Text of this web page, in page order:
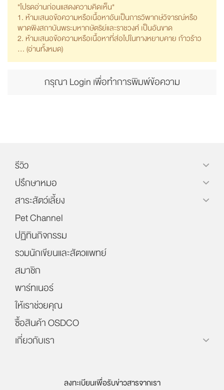
"โปรดอ่านก่อนแสดงความคิดเห็น"
1. ห้ามเสนอข้อความหรือเนื้อหาอันเป็นการวิพากษ์วิจารณ์หรือ
พาดพิงสถาบันพระมหากษัตริย์และราชวงศ์ เป็นอันขาด
2. ห้ามเสนอข้อความหรือเนื้อหาที่ส่อไปในทางหยาบคาย ก้าวร้าว
... (อ่านทั้งหมด)
กรุณา Login เพื่อทำการพิมพ์ข้อความ
รีวิว
ปรึกษาหมอ
สาระสัตว์เลี้ยง
Pet Channel
ปฏิทินกิจกรรม
รวมนักเขียนและสัตวแพทย์
สมาชิก
พาร์ทเนอร์
ให้เราช่วยคุณ
ซื้อสินค้า OSDCO
เกี่ยวกับเรา
ลงทะเบียนเพื่อรับข่าวสารจากเรา